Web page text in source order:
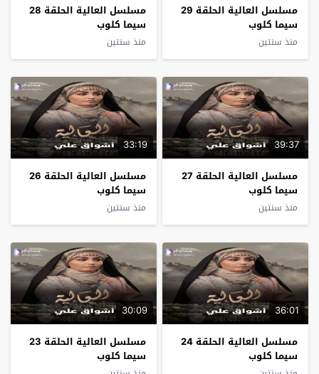
مسلسل العالية الحلقة 29
سيما كلوب
منذ سنتين
مسلسل العالية الحلقة 28
سيما كلوب
منذ سنتين
39:37
مسلسل العالية الحلقة 27
سيما كلوب
منذ سنتين
33:19
مسلسل العالية الحلقة 26
سيما كلوب
منذ سنتين
36:01
مسلسل العالية الحلقة 24
سيما كلوب
30:09
مسلسل العالية الحلقة 23
سيما كلوب